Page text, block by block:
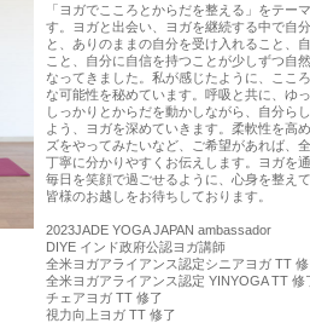
「ヨガでこころとからだを整える」をテー
す。ヨガと出会い、ヨガを継続する中で自
と、ありのままの自分を受け入れること、
こと、自分に自信を持つことが少しずつ自
なってきました。私が感じたように、ここ
な可能性を秘めています。呼吸と共に、ゆ
しっかりとからだを動かしながら、自分ら
よう、ヨガを深めていきます。柔軟性を高
ズをやってみたいなど、ご希望があれば、
丁寧に分かりやすくお伝えします。ヨガを
毎日を笑顔で過ごせるように、心身を整え
皆様のお越しをお待ちしております。
2023JADE YOGA JAPAN ambassador
DIYE インド政府公認ヨガ講師
全米ヨガアライアンス認定シニアヨガ TT
全米ヨガアライアンス認定 YINYOGA TT 修
チェアヨガ TT 修了
視力向上ヨガ TT 修了